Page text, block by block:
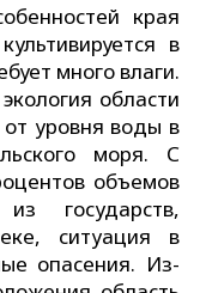
края
в
много влаги.
области
уровня воды в
моря. С
объемов
государств,
ситуация в
опасения. Из-